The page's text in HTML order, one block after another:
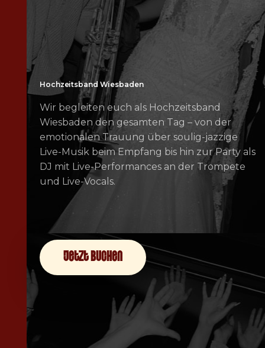
Hochzeitsband Wiesbaden
Wir begleiten euch als Hochzeitsband
Wiesbaden den gesamten Tag – von der
emotionalen Trauung über soulig-jazzige
Live-Musik beim Empfang bis hin zur Party als
DJ mit Live-Performances an der Trompete
und Live-Vocals.
jetzt buchen